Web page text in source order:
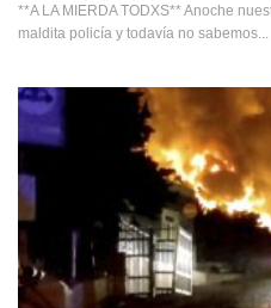
**A LA MIERDA TODXS** Anoche
maldita policía y todavía no sabemos...